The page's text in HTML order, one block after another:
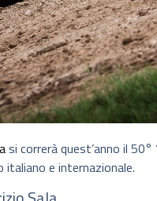
si correrà quest’anno il 50° ‘
e internazionale.